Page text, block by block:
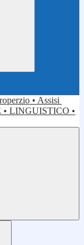
• Assisi
LINGUISTICO •